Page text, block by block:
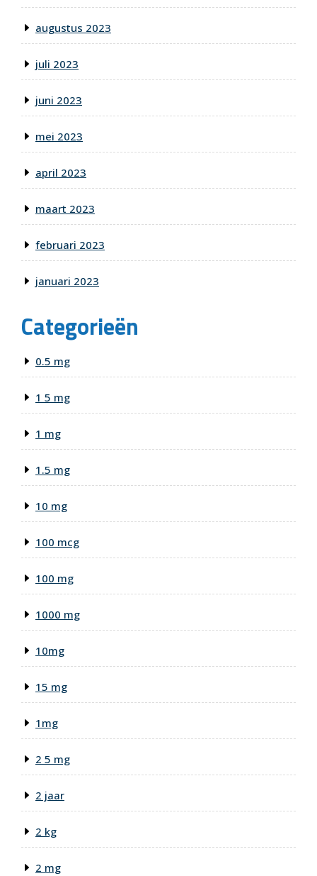
augustus 2023
juli 2023
juni 2023
mei 2023
april 2023
maart 2023
februari 2023
januari 2023
Categorieën
0.5 mg
1 5 mg
1 mg
1.5 mg
10 mg
100 mcg
100 mg
1000 mg
10mg
15 mg
1mg
2 5 mg
2 jaar
2 kg
2 mg